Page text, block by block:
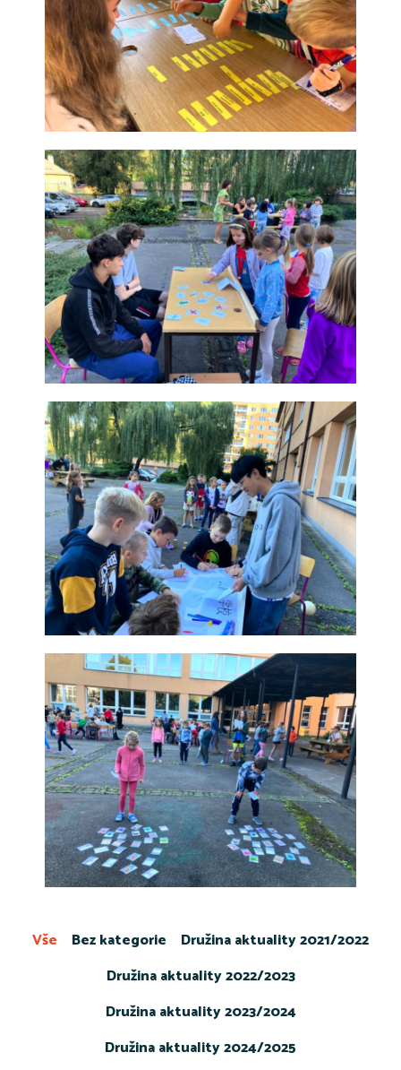
Bez kategorie
Družina aktuality 2021/2022
Družina aktuality 2022/2023
Družina aktuality 2023/2024
Družina aktuality 2024/2025
Vše